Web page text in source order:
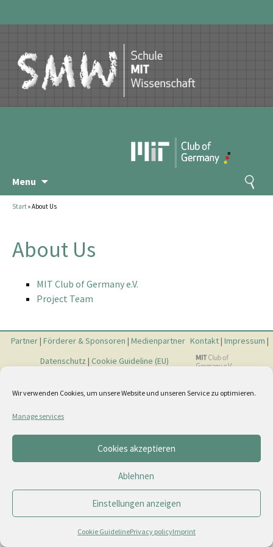
Wir verwenden Cookies, um unsere Website und unseren Service zu optimieren.
Manage services
Cookies akzeptieren
Ablehnen
Einstellungen anzeigen
Cookie GuidelinePrivacy policyImprint
Menu
content
Search
for:
Start»About Us
About Us
MIT Club of Germany e.V.
Project Team
Partner| Förderer & Sponsoren | Medienpartner Kontakt| Impressum |
Datenschutz | Cookie Guideline (EU)